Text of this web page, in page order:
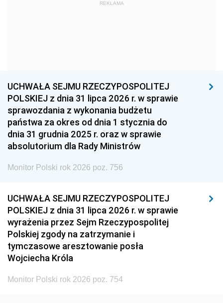
1959
1939 1938 1937
1936 1930
REKLAMA
UCHWAŁA SEJMU RZECZYPOSPOLITEJ
POLSKIEJ z dnia 31 lipca 2026 r. w sprawie
sprawozdania z wykonania budżetu
państwa za okres od dnia 1 stycznia do
dnia 31 grudnia 2025 r. oraz w sprawie
absolutorium dla Rady Ministrów
Monitor Polski rok 2026 poz. 756
UCHWAŁA SEJMU RZECZYPOSPOLITEJ
POLSKIEJ z dnia 31 lipca 2026 r. w sprawie
wyrażenia przez Sejm Rzeczypospolitej
Polskiej zgody na zatrzymanie i
tymczasowe aresztowanie posła
Wojciecha Króla
Monitor Polski rok 2026 poz. 754